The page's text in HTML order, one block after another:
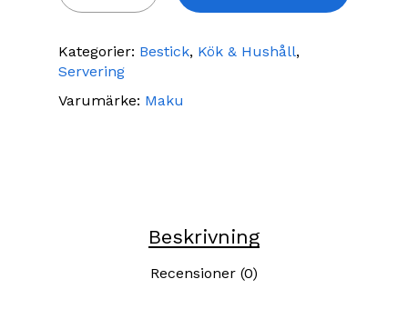
Kategorier: Bestick, Kök & Hushåll,
Servering
Varumärke: Maku
Beskrivning
Recensioner (0)